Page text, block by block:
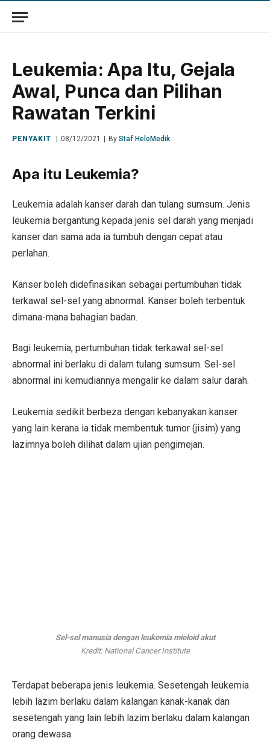
Leukemia: Apa Itu, Gejala
Awal, Punca dan Pilihan
Rawatan Terkini
PENYAKIT 08/12/2021 By Staf HeloMedik
Apa itu Leukemia?
Leukemia adalah kanser darah dan tulang sumsum. Jenis
leukemia bergantung kepada jenis sel darah yang menjadi
kanser dan sama ada ia tumbuh dengan cepat atau
perlahan.
Kanser boleh didefinasikan sebagai pertumbuhan tidak
terkawal sel-sel yang abnormal. Kanser boleh terbentuk
dimana-mana bahagian badan.
Bagi leukemia, pertumbuhan tidak terkawal sel-sel
abnormal ini berlaku di dalam tulang sumsum. Sel-sel
abnormal ini kemudiannya mengalir ke dalam salur darah.
Leukemia sedikit berbeza dengan kebanyakan kanser
yang lain kerana ia tidak membentuk tumor (jisim) yang
lazimnya boleh dilihat dalam ujian pengimejan.
Sel-sel manusia dengan leukemia mieloid akut
Kredit: National Cancer Institute
Terdapat beberapa jenis leukemia. Sesetengah leukemia
lebih lazim berlaku dalam kalangan kanak-kanak dan
sesetengah yang lain lebih lazim berlaku dalam kalangan
orang dewasa.